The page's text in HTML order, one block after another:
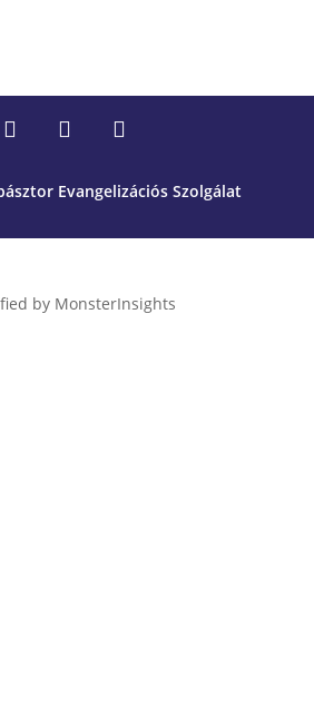
Evangelizációs Szolgálat